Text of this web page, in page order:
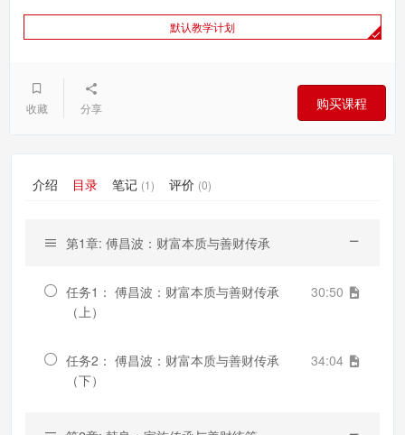
默认教学计划
收藏 分享 购买课程
介绍 目录 笔记 (1) 评价 (0)
第1章: 傅昌波：财富本质与善财传承
任务1： 傅昌波：财富本质与善财传承
（上）
30:50
任务2： 傅昌波：财富本质与善财传承
（下）
34:04